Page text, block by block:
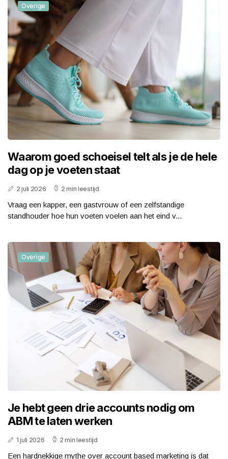
Overige
Waarom goed schoeisel telt als je de hele
dag op je voeten staat
2 juli 2026 2 min leestijd
Vraag een kapper, een gastvrouw of een zelfstandige
standhouder hoe hun voeten voelen aan het eind v...
Overige
Je hebt geen drie accounts nodig om
ABM te laten werken
1 juli 2026 2 min leestijd
Een hardnekkige mythe over account based marketing is dat